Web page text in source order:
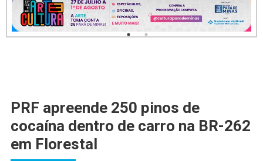
PRF apreende 250 pinos de
cocaína dentro de carro na BR-262
em Florestal